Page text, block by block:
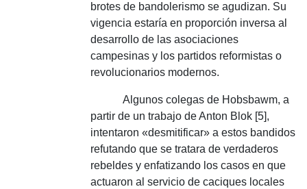
brotes de bandolerismo se agudizan. Su
vigencia estaría en proporción inversa al
desarrollo de las asociaciones
campesinas y los partidos reformistas o
revolucionarios modernos.
Algunos colegas de Hobsbawm, a
partir de un trabajo de Anton Blok [5],
intentaron «desmitificar» a estos bandidos
refutando que se tratara de verdaderos
rebeldes y enfatizando los casos en que
actuaron al servicio de caciques locales